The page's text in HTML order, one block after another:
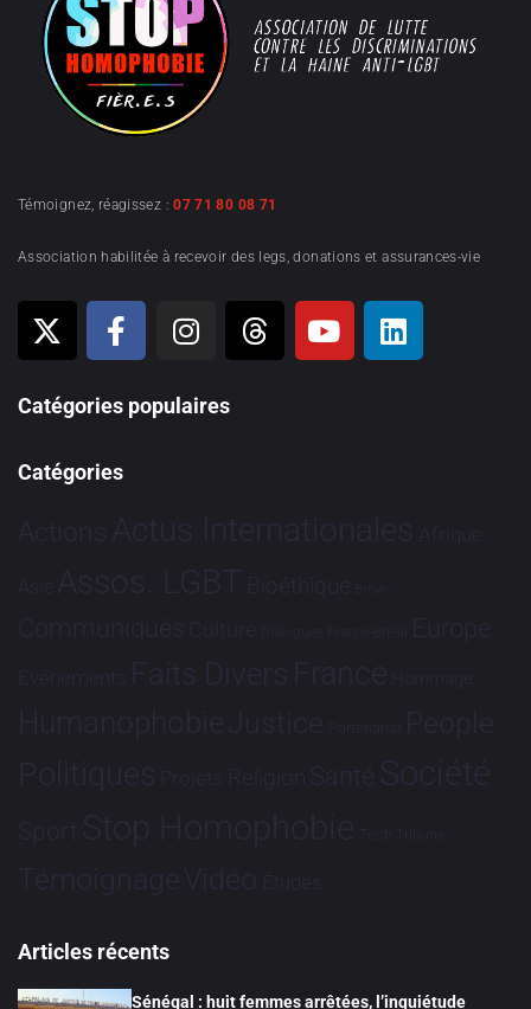
Témoignez, réagissez :07 71 80 08 71
Association habilitée à recevoir des legs, donations et assurances-vie
Catégories populaires
Catégories
Actions Actus Internationales Afrique
Asie Assos. LGBT Bioéthique Brève
Communiqués Culture Dialogues France-Brésil Europe
Evénements Faits Divers France Hommage
HumanophobieJustice Partenariat People
Politiques Projets Religion Santé Société
Sport Stop Homophobie Tech Tribune
TémoignageVidéo Études
Articles récents
Sénégal : huit femmes arrêtées, l’inquiétude